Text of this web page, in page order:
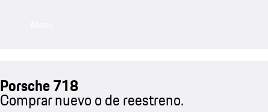
Porsche 718
Comprar nuevo o de reestreno.